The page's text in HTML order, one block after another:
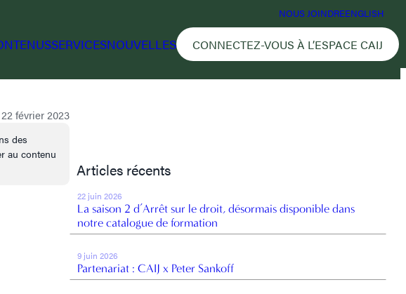
NOUS JOINDREENGLISH
SERVICESNOUVELLES CONNECTEZ-VOUS À L’ESPACE CAIJ
22 février 2023
des
au contenu
Articles récents
22 juin 2026
La saison 2 d’Arrêt sur le droit, désormais disponible dans
notre catalogue de formation
9 juin 2026
Partenariat : CAIJ x Peter Sankoff